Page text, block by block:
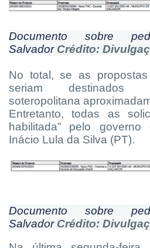
Documento sobre
Salvador Crédito:
No total, se as
seriam destinados
soteropolitana
Entretanto, todas as
habilitada” pelo
Inácio Lula da Silva (PT).
Documento sobre
Salvador Crédito: